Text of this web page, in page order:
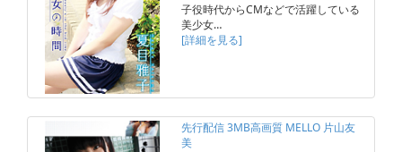
子役時代からCMなどで活躍している
美少女…
[詳細を見る]
先行配信 3MB高画質 MELLO 片山友
美